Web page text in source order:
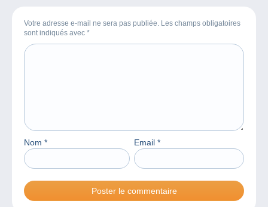
Votre adresse e-mail ne sera pas publiée. Les champs obligatoires
sont indiqués avec *
Nom * Email *